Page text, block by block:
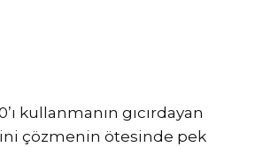
kullanmanın gıcırdayan
çözmenin ötesinde pek